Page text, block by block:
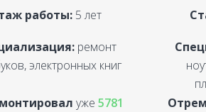
работы: 5 лет
ремонт
электронных книг
уже5781